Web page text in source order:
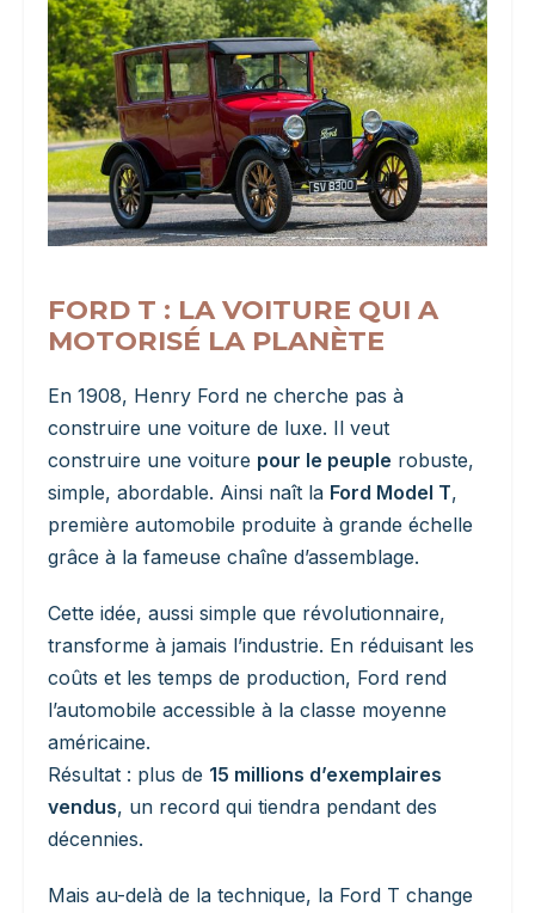
FORD T : LA VOITURE QUI A
MOTORISÉ LA PLANÈTE
En 1908, Henry Ford ne cherche pas à
construire une voiture de luxe. Il veut
construire une voiture pour le peuple robuste,
simple, abordable. Ainsi naît la Ford Model T,
première automobile produite à grande échelle
grâce à la fameuse chaîne d’assemblage.
Cette idée, aussi simple que révolutionnaire,
transforme à jamais l’industrie. En réduisant les
coûts et les temps de production, Ford rend
l’automobile accessible à la classe moyenne
américaine.
Résultat : plus de 15 millions d’exemplaires
vendus, un record qui tiendra pendant des
décennies.
Mais au-delà de la technique, la Ford T change